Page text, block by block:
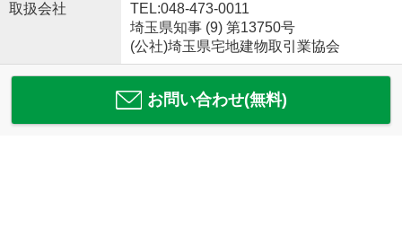
取扱会社
TEL:048-473-0011
埼玉県知事 (9) 第13750号
(公社)埼玉県宅地建物取引業協会
お問い合わせ(無料)